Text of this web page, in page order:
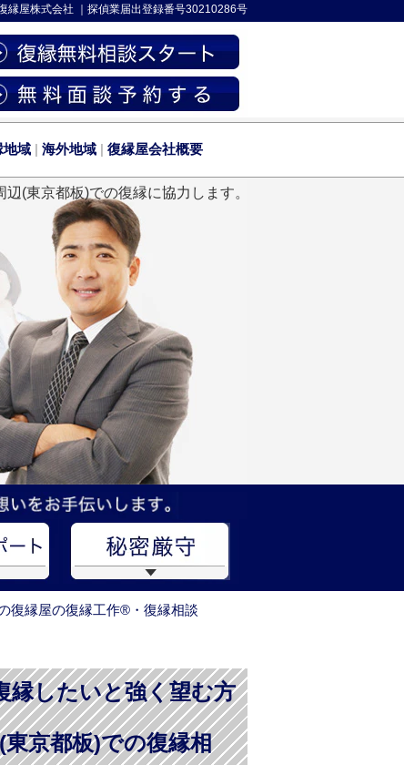
縁屋株式会社 探偵業届出登録番号30210286号
地域 | 海外地域 | 復縁屋会社概要
(東京都板)での復縁に協力します。
復縁屋の復縁工作®・復縁相談
縁したいと強く望む方
京都板)での復縁相